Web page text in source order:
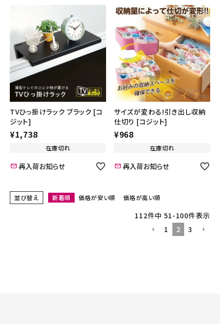
TVひっ掛けラック ブラック [コ
ジット]
¥1,738
在庫切れ
再入荷お知らせ
サイズが変わる!引き出し収納
仕切り [コジット]
¥968
在庫切れ
再入荷お知らせ
並び替え 新着順 価格が安い順 価格が高い順
112件中 51-100件表示
1
2 3